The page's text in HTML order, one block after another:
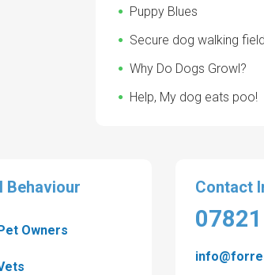
Puppy Blues
Secure dog walking
Why Do Dogs Growl?
Help, My dog eats poo!
Behaviour
Owners
Contact